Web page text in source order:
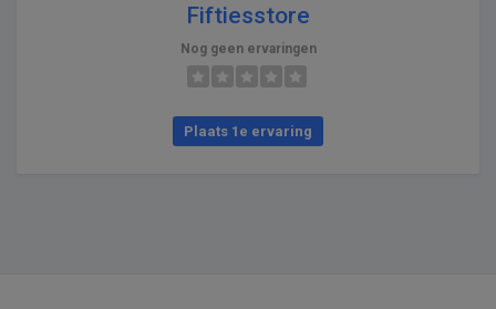
Fiftiesstore
Nog geen ervaringen
Plaats 1e ervaring